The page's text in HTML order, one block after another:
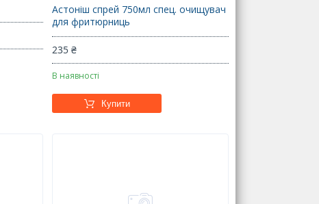
Астоніш спрей 750мл спец. очищувач
для фритюрниць
235 ₴
В наявності
Купити